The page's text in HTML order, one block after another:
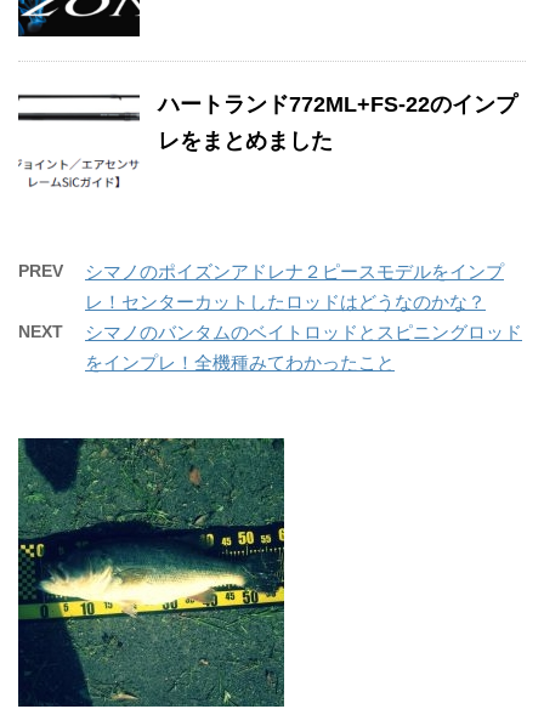
ハートランド772ML+FS-22のインプ
レをまとめました
PREV
シマノのポイズンアドレナ２ピースモデルをインプ
レ！センターカットしたロッドはどうなのかな？
NEXT
シマノのバンタムのベイトロッドとスピニングロッド
をインプレ！全機種みてわかったこと